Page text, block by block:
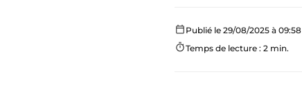
Publié le 29/08/2025 à 09:58
Temps de lecture : 2 min.